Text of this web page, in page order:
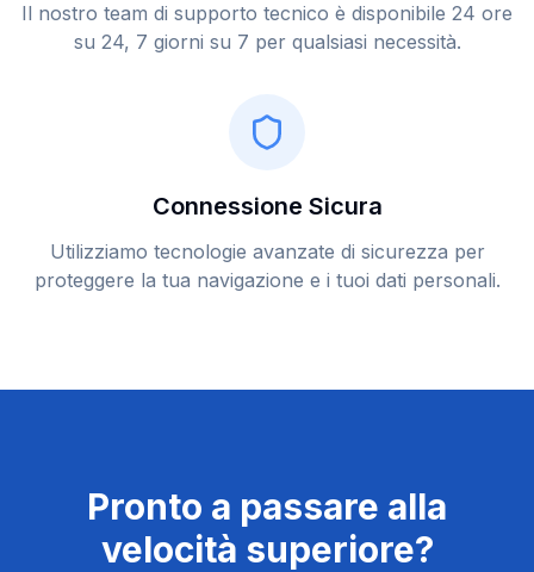
Il nostro team di supporto tecnico è disponibile 24 ore
su 24, 7 giorni su 7 per qualsiasi necessità.
Connessione Sicura
Utilizziamo tecnologie avanzate di sicurezza per
proteggere la tua navigazione e i tuoi dati personali.
Pronto a passare alla
velocità superiore?